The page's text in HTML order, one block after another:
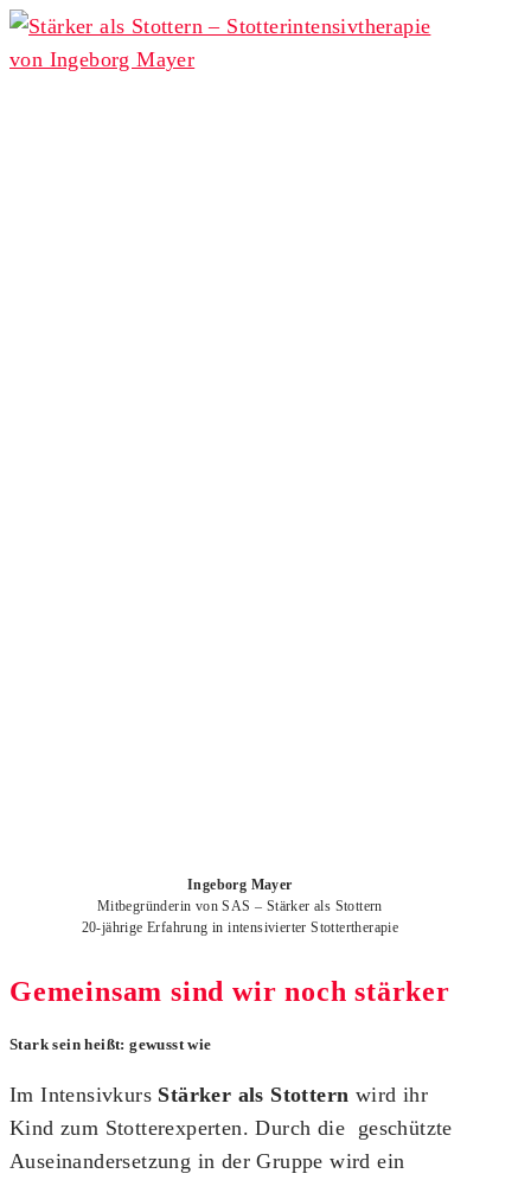
Ingeborg Mayer
Mitbegründerin von SAS – Stärker als Stottern
20-jährige Erfahrung in intensivierter Stottertherapie
Gemeinsam sind wir noch stärker
Stark sein heißt: gewusst wie
Im Intensivkurs Stärker als Stottern wird ihr
Kind zum Stotterexperten. Durch die geschützte
Auseinandersetzung in der Gruppe wird ein